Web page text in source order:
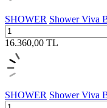
SHOWER Shower Viva
16.360,00 TL
SHOWER Shower Viva